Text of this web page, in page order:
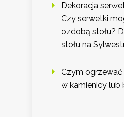
Dekoracja
Czy serwetki
ozdobą stołu?
stołu na
Czym ogrzewać
w kamienicy lub